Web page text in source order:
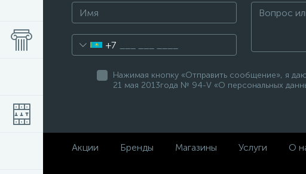
+7
Нажимая кнопку «Отправить сообщение», я
21 мая 2013года № 94-V «О персональных
Акции Бренды Магазины Услуги О